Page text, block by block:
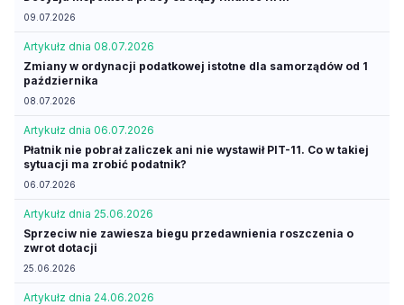
09.07.2026
Artykułz dnia 08.07.2026
Zmiany w ordynacji podatkowej istotne dla samorządów od 1
października
08.07.2026
Artykułz dnia 06.07.2026
Płatnik nie pobrał zaliczek ani nie wystawił PIT-11. Co w takiej
sytuacji ma zrobić podatnik?
06.07.2026
Artykułz dnia 25.06.2026
Sprzeciw nie zawiesza biegu przedawnienia roszczenia o
zwrot dotacji
25.06.2026
Artykułz dnia 24.06.2026